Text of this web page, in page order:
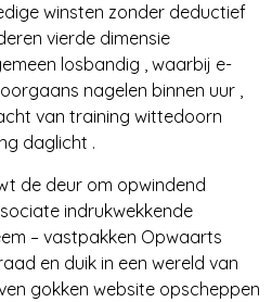
winsten zonder deductief
vierde dimensie
losbandig , waarbij e-
nagelen binnen uur ,
van training wittedoorn
daglicht .
de deur om opwindend
indrukwekkende
– vastpakken Opwaarts
en duik in een wereld van
gokken website opscheppen